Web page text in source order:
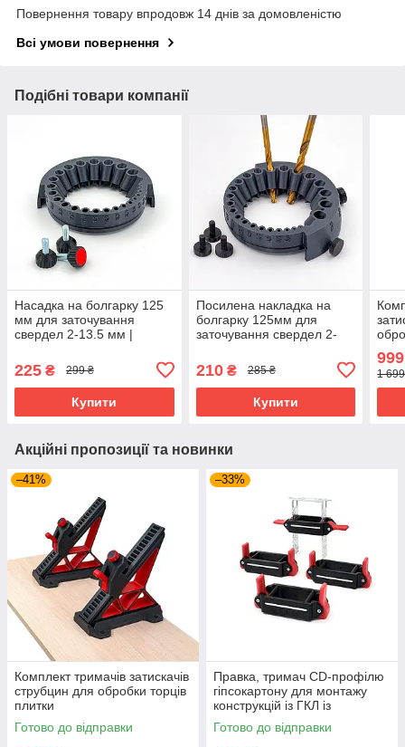
Повернення товару впродовж 14 днів за домовленістю
Всі умови повернення
Подібні товари компанії
Насадка на болгарку 125
мм для заточування
свердел 2-13.5 мм |
посилена з болтами
225 ₴ 299 ₴
Купити
Посилена накладка на
болгарку 125мм для
заточування свердел 2-
заточування свердел
210₴ 285 ₴
Купити
999
1
Акційні пропозиції та новинки
–41%
Комплект тримачів затискачів
струбцин для обробки торців
плитки
Готово до відправки
–33%
Правка, тримач CD-профілю
гіпсокартону для монтажу
конструкцій із ГКЛ із
системою швидкої фіксації
комплект 4 шт
Готово до відправки